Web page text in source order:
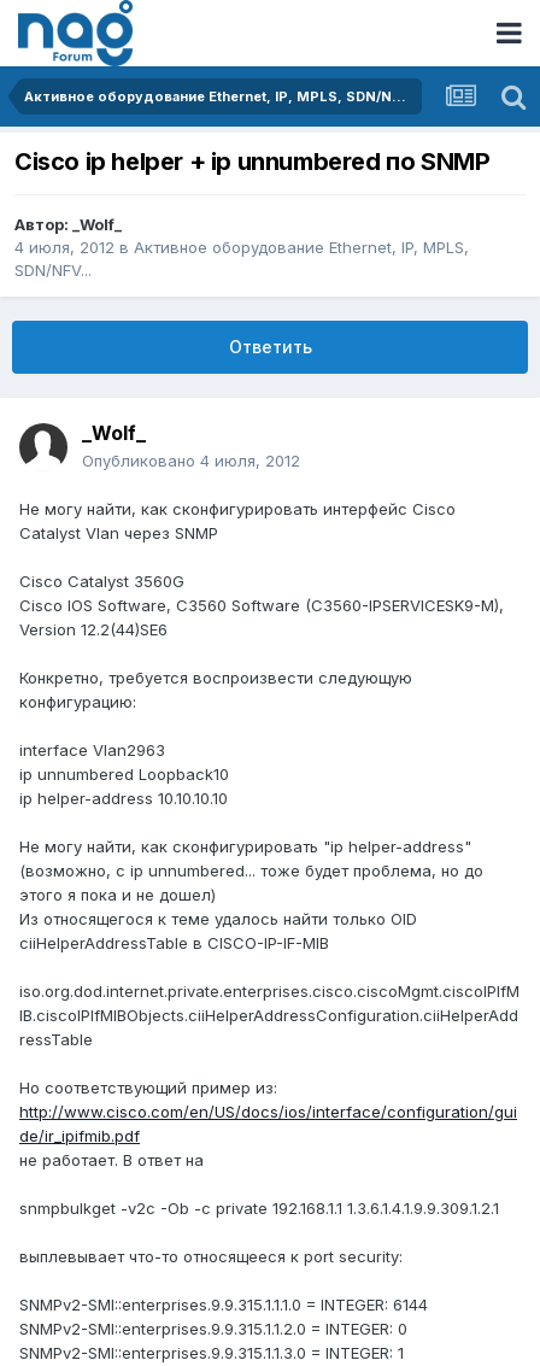
Активное оборудование Ethernet, IP, MPLS, SDN/NFV...
Cisco ip helper + ip unnumbered по SNMP
Автор: _Wolf_
4 июля, 2012 в Активное оборудование Ethernet, IP, MPLS,
SDN/NFV...
Ответить
_Wolf_
Опубликовано 4 июля, 2012
Не могу найти, как сконфигурировать интерфейс Cisco
Catalyst Vlan через SNMP
Cisco Catalyst 3560G
Cisco IOS Software, C3560 Software (C3560-IPSERVICESK9-M),
Version 12.2(44)SE6
Конкретно, требуется воспроизвести следующую
конфигурацию:
interface Vlan2963
ip unnumbered Loopback10
ip helper-address 10.10.10.10
Не могу найти, как сконфигурировать "ip helper-address"
(возможно, с ip unnumbered... тоже будет проблема, но до
этого я пока и не дошел)
Из относящегося к теме удалось найти только OID
ciiHelperAddressTable в CISCO-IP-IF-MIB
iso.org.dod.internet.private.enterprises.cisco.ciscoMgmt.ciscoIPIfM
IB.ciscoIPIfMIBObjects.ciiHelperAddressConfiguration.ciiHelperAdd
ressTable
Но соответствующий пример из:
http://www.cisco.com/en/US/docs/ios/interface/configuration/gui
de/ir_ipifmib.pdf
не работает. В ответ на
snmpbulkget -v2c -Ob -c private 192.168.1.1 1.3.6.1.4.1.9.9.309.1.2.1
выплевывает что-то относящееся к port security:
SNMPv2-SMI::enterprises.9.9.315.1.1.1.0 = INTEGER: 6144
SNMPv2-SMI::enterprises.9.9.315.1.1.2.0 = INTEGER: 0
SNMPv2-SMI::enterprises.9.9.315.1.1.3.0 = INTEGER: 1